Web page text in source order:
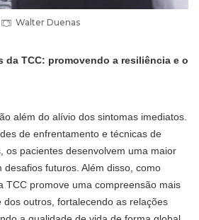
Walter Duenas
da TCC: promovendo a resiliência e o
além do alívio dos sintomas imediatos.
de enfrentamento e técnicas de
os pacientes desenvolvem uma maior
desafios futuros. Além disso, como
TCC promove uma compreensão mais
dos outros, fortalecendo as relações